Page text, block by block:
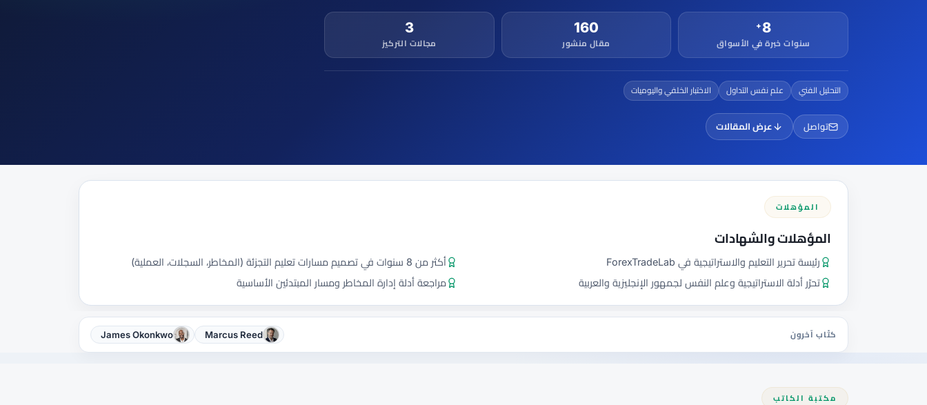
من 50 عملة، اتجاهان.
جميع الأدوات
8
+
سنوات خبرة في الأسواق
160
مقال منشور
3
مجالات التركيز
التحليل الفني علم نفس التداول الاختبار الخلفي واليوميات
تواصل عرض المقالات
المؤهلات
المؤهلات والشهادات
رئيسة تحرير التعليم والاستراتيجية في ForexTradeLab
أكثر من 8 سنوات في تصميم مسارات تعليم التجزئة (المخاطر، السجلات، العملية)
تحرّر أدلة الاستراتيجية وعلم النفس لجمهور الإنجليزية والعربية
مراجعة أدلة إدارة المخاطر ومسار المبتدئين الأساسية
كتّاب آخرون Marcus Reed
James Okonkwo
مكتبة الكاتب